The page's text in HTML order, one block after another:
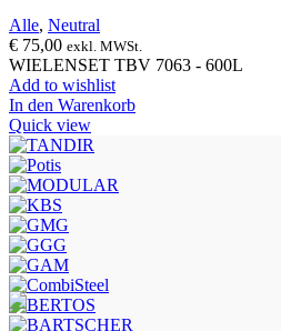
Alle, Neutral
€ 75,00 exkl. MWSt.
WIELENSET TBV 7063 - 600L
Add to wishlist
In den Warenkorb
Quick view